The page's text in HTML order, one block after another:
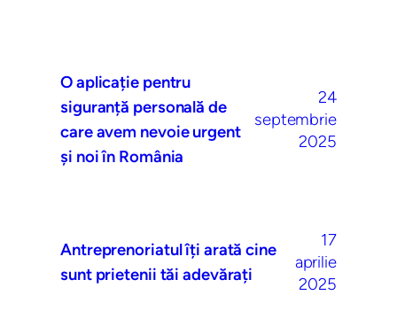
O aplicație pentru
siguranță personală de
care avem nevoie urgent
și noi în România
24
septembrie
2025
Antreprenoriatul îți arată cine
sunt prietenii tăi adevărați
17
aprilie
2025